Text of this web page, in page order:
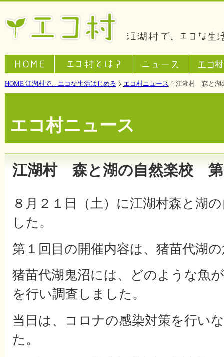
HOME 江湖村で、エコな生活はじめる エコ村ニュース 江湖村 森と湖
エコ村ニュース
江湖村 森と湖の自然楽校 第
８月２１日（土）に江湖村森と湖
した。
第１回目の開催内容は、猪苗代湖
猪苗代湖鬼沼には、どのような魚
を行い調査しました。
当日は、コロナの感染対策を行い
た。